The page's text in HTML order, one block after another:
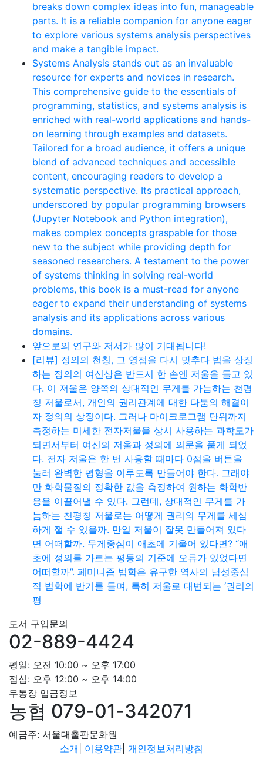
breaks down complex ideas into fun, manageable
parts. It is a reliable companion for anyone eager
to explore various systems analysis perspectives
and make a tangible impact.
Systems Analysis stands out as an invaluable
resource for experts and novices in research.
This comprehensive guide to the essentials of
programming, statistics, and systems analysis is
enriched with real-world applications and hands-
on learning through examples and datasets.
Tailored for a broad audience, it offers a unique
blend of advanced techniques and accessible
content, encouraging readers to develop a
systematic perspective. Its practical approach,
underscored by popular programming browsers
(Jupyter Notebook and Python integration),
makes complex concepts graspable for those
new to the subject while providing depth for
seasoned researchers. A testament to the power
of systems thinking in solving real-world
problems, this book is a must-read for anyone
eager to expand their understanding of systems
analysis and its applications across various
domains.
앞으로의 연구와 저서가 많이 기대됩니다!
[리뷰] 정의의 천칭, 그 영점을 다시 맞추다 법을 상징
하는 정의의 여신상은 반드시 한 손엔 저울을 들고 있
다. 이 저울은 양쪽의 상대적인 무게를 가늠하는 천평
칭 저울로서, 개인의 권리관계에 대한 다툼의 해결이
자 정의의 상징이다. 그러나 마이크로그램 단위까지
측정하는 미세한 전자저울을 상시 사용하는 과학도가
되면서부터 여신의 저울과 정의에 의문을 품게 되었
다. 전자 저울은 한 번 사용할 때마다 0점을 버튼을
눌러 완벽한 평형을 이루도록 만들어야 한다. 그래야
만 화학물질의 정확한 값을 측정하여 원하는 화학반
응을 이끌어낼 수 있다. 그런데, 상대적인 무게를 가
늠하는 천평칭 저울로는 어떻게 권리의 무게를 세심
하게 잴 수 있을까. 만일 저울이 잘못 만들어져 있다
면 어떠할까. 무게중심이 애초에 기울어 있다면? “애
초에 정의를 가르는 평등의 기준에 오류가 있었다면
어떠할까”. 페미니즘 법학은 유구한 역사의 남성중심
적 법학에 반기를 들며, 특히 저울로 대변되는 ‘권리의
평
도서 구입문의
02-889-4424
평일: 오전 10:00 ~ 오후 17:00
점심: 오후 12:00 ~ 오후 14:00
무통장 입금정보
농협 079-01-342071
예금주: 서울대출판문화원
소개
이용약관 개인정보처리방침